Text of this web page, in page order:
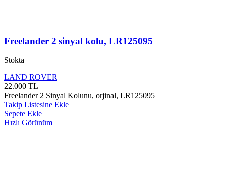
Freelander 2 sinyal kolu, LR125095
Stokta
LAND ROVER
22.000 TL
Freelander 2 Sinyal Kolunu, orjinal, LR125095
Takip Listesine Ekle
Sepete Ekle
Hızlı Görünüm